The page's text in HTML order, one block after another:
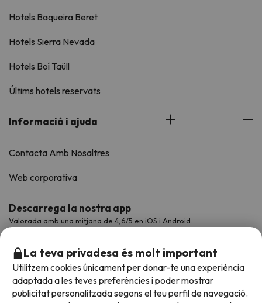
Hotels Baqueira Beret
Hotels Sierra Nevada
Hotels Boí Taüll
Últims hotels reservats
Informació i ajuda
Contacta Amb Nosaltres
Web corporativa
Descarrega la nostra app
Valorada amb una mitjana de 4,6/5 en iOS i Android.
La teva privadesa és molt important
Utilitzem cookies únicament per donar-te una experiència
adaptada a les teves preferències i poder mostrar
publicitat personalitzada segons el teu perfil de navegació.